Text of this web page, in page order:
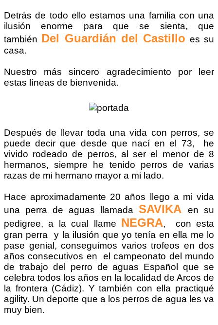
Detrás de todo ello estamos una familia con una
ilusión enorme para que se sienta, que
también Del Guardián del Castillo es su
casa.
Nuestro más sincero agradecimiento por leer
estas líneas de bienvenida.
Después de llevar toda una vida con perros, se
puede decir que desde que nací en el 73, he
vivido rodeado de perros, al ser el menor de 8
hermanos, siempre he tenido perros de varias
razas de mi hermano mayor a mi lado.
Hace aproximadamente 20 años llego a mi vida
una perra de aguas llamada SAVIKA
en su
pedigree, a la cual llame NEGRA, con esta
gran perra y la ilusión que yo tenía en ella me lo
pase genial, conseguimos varios trofeos en dos
años consecutivos en el campeonato del mundo
de trabajo del perro de aguas Español que se
celebra todos los años en la localidad de Arcos de
la frontera (Cádiz). Y también con ella practiqué
agility. Un deporte que a los perros de agua les va
muy bien.